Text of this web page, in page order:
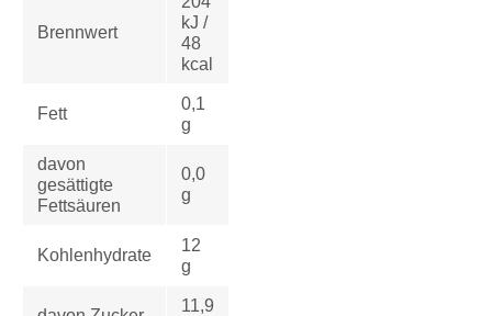
Brennwert
kJ /
48
kcal
Fett
0,1
g
davon
gesättigte
Fettsäuren
0,0
g
Kohlenhydrate
12
g
11,9